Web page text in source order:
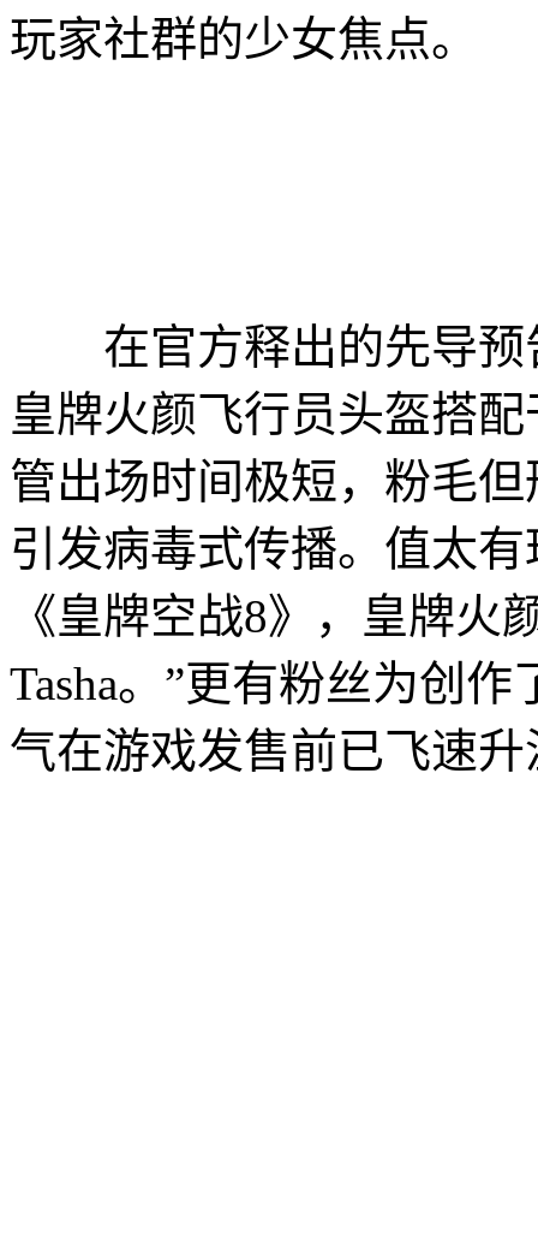
玩家社群的少女焦点。
在官方释出的先导预
皇牌火颜飞行员头盔搭
管出场时间极短，粉毛
引发病毒式传播。值太
《皇牌空战8》，皇牌火
Tasha。”更有粉丝为创
气在游戏发售前已飞速